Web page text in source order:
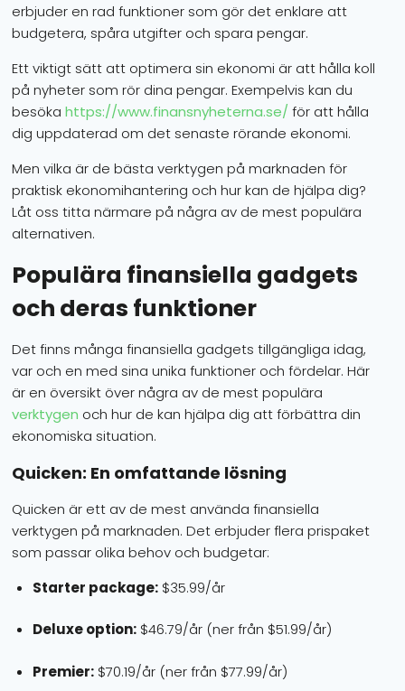
erbjuder en rad funktioner som gör det enklare att
budgetera, spåra utgifter och spara pengar.
Ett viktigt sätt att optimera sin ekonomi är att hålla koll
på nyheter som rör dina pengar. Exempelvis kan du
besöka https://www.finansnyheterna.se/ för att hålla
dig uppdaterad om det senaste rörande ekonomi.
Men vilka är de bästa verktygen på marknaden för
praktisk ekonomihantering och hur kan de hjälpa dig?
Låt oss titta närmare på några av de mest populära
alternativen.
Populära finansiella gadgets
och deras funktioner
Det finns många finansiella gadgets tillgängliga idag,
var och en med sina unika funktioner och fördelar. Här
är en översikt över några av de mest populära
verktygen och hur de kan hjälpa dig att förbättra din
ekonomiska situation.
Quicken: En omfattande lösning
Quicken är ett av de mest använda finansiella
verktygen på marknaden. Det erbjuder flera prispaket
som passar olika behov och budgetar:
Starter package:$35.99/år
Deluxe option:$46.79/år (ner från $51.99/år)
Premier:$70.19/år (ner från $77.99/år)